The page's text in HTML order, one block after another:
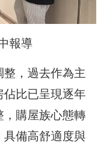
報導
整，過去作為主
佔比已呈現逐年
，購屋族心態轉
具備高舒適度與